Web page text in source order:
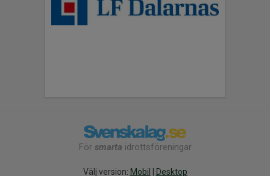
För smarta idrottsföreningar
Välj version: Mobil Desktop